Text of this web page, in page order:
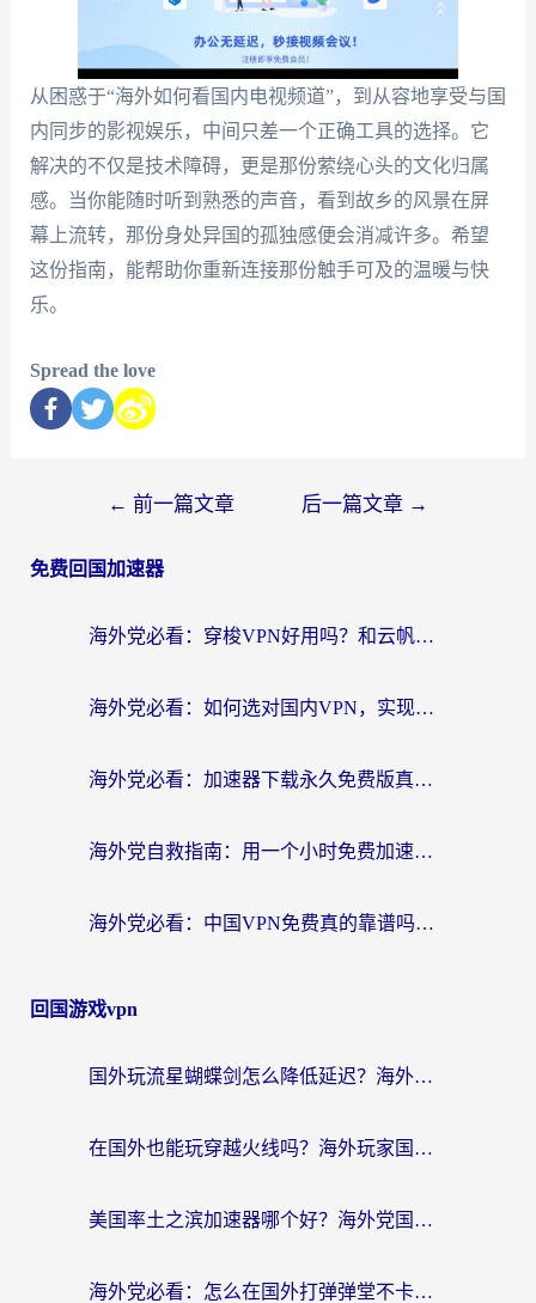
从困惑于“海外如何看国内电视频道”，到从容地享受与国
内同步的影视娱乐，中间只差一个正确工具的选择。它
解决的不仅是技术障碍，更是那份萦绕心头的文化归属
感。当你能随时听到熟悉的声音，看到故乡的风景在屏
幕上流转，那份身处异国的孤独感便会消减许多。希望
这份指南，能帮助你重新连接那份触手可及的温暖与快
乐。
Spread the love
← 前一篇文章 后一篇文章 →
免费回国加速器
海外党必看：穿梭VPN好用吗？和云帆VPN对比哪个回国效果更好？附真实测评+避坑指南
海外党必看：如何选对国内VPN，实现无缝访问国内资源？
海外党必看：加速器下载永久免费版真的存在吗？教你无缝访问国内资源的正确姿势
海外党自救指南：用一个小时免费加速器，轻松打破国内资源访问壁垒？
海外党必看：中国VPN免费真的靠谱吗？手把手教你选对回国加速器
回国游戏vpn
国外玩流星蝴蝶剑怎么降低延迟？海外党必看的加速秘籍（含欧洲鸣潮&彩虹岛优化攻略）
在国外也能玩穿越火线吗？海外玩家国服游戏畅玩终极指南
美国率土之滨加速器哪个好？海外党国服游戏畅玩终极指南（附多游戏解决方案）
海外党必看：怎么在国外打弹弹堂不卡？番茄加速器亲测指南